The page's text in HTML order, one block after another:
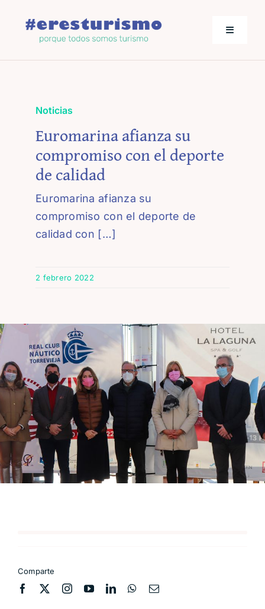
contenido
Toggle
Los empresarios hablan
Jornadas de Turismo
Noticias
Euromarina afianza su
compromiso con el deporte
de calidad
Euromarina afianza su
compromiso con el deporte de
calidad con […]
2 febrero 2022
Comparte